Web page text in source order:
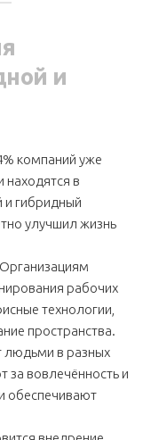
и
компаний уже
в
и гибридный
улучшил жизнь
рабочих
технологии,
пространства.
людьми в разных
за вовлечённость и
обеспечивают